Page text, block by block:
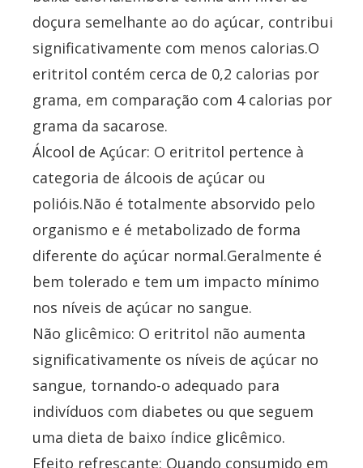
doçura semelhante ao do açúcar, contribui
significativamente com menos calorias.O
eritritol contém cerca de 0,2 calorias por
grama, em comparação com 4 calorias por
grama da sacarose.
Álcool de Açúcar: O eritritol pertence à
categoria de álcoois de açúcar ou
polióis.Não é totalmente absorvido pelo
organismo e é metabolizado de forma
diferente do açúcar normal.Geralmente é
bem tolerado e tem um impacto mínimo
nos níveis de açúcar no sangue.
Não glicêmico: O eritritol não aumenta
significativamente os níveis de açúcar no
sangue, tornando-o adequado para
indivíduos com diabetes ou que seguem
uma dieta de baixo índice glicêmico.
Efeito refrescante: Quando consumido em